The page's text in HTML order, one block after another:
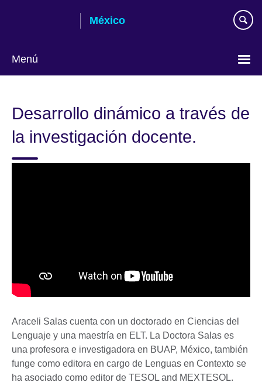
México
Menú
language
Desarrollo dinámico a través de
la investigación docente.
Araceli Salas cuenta con un doctorado en Ciencias del
Lenguaje y una maestría en ELT. La Doctora Salas es
una profesora e investigadora en BUAP, México, también
funge como editora en cargo de Lenguas en Contexto se
ha asociado como editor de TESOL and MEXTESOL.